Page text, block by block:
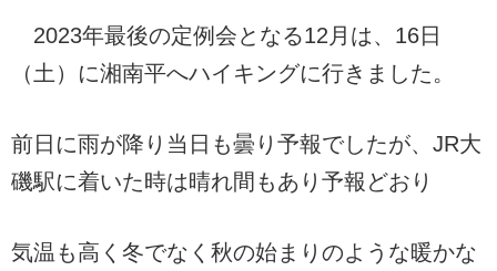
2023年最後の定例会となる12月は、16日
（土）に湘南平へハイキングに行きました。
前日に雨が降り当日も曇り予報でしたが、JR大
磯駅に着いた時は晴れ間もあり予報どおり
気温も高く冬でなく秋の始まりのような暖かな